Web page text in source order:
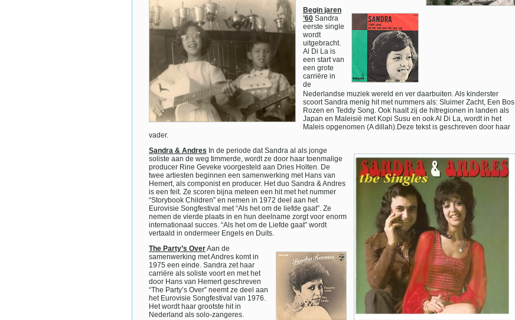
Begin jaren
’60 Sandra
eerste single
wordt
uitgebracht.
Al Di La is
een start van
een grote
carriëre in
de
Nederlandse muziek wereld en ver daarbuiten. Als kinderster
scoort Sandra menig hit met nummers als: Sluimer Zacht, Een Bos
Rozen en Teddy Song. Ook haalt zij de hitregionen in landen als
Japan en Maleisië met Kopi Susu en ook Al Di La, wordt in het
Maleis opgenomen (A dillah).Deze tekst is geschreven door haar
vader.
Sandra & Andres In de periode dat Sandra al als jonge
soliste aan de weg timmerde, wordt ze door haar toenmalige
producer Rine Geveke voorgesteld aan Dries Holten. De
twee artiesten beginnen een samenwerking met Hans van
Hemert, als componist en producer. Het duo Sandra & Andres
is een feit. Ze scoren bijna meteen een hit met het nummer
“Storybook Children” en nemen in 1972 deel aan het
Eurovisie Songfestival met “Als het om de liefde gaat”. Ze
nemen de vierde plaats in en hun deelname zorgt voor enorm
internationaal succes. “Als het om de Liefde gaat” wordt
vertaald in ondermeer Engels en Duits.
The Party’s OverAan de
samenwerking met Andres komt in
1975 een einde. Sandra zet haar
carriëre als soliste voort en met het
door Hans van Hemert geschreven
“The Party’s Over” neemt ze deel aan
het Eurovisie Songfestival van 1976.
Het wordt haar grootste hit in
Nederland als solo-zangeres.